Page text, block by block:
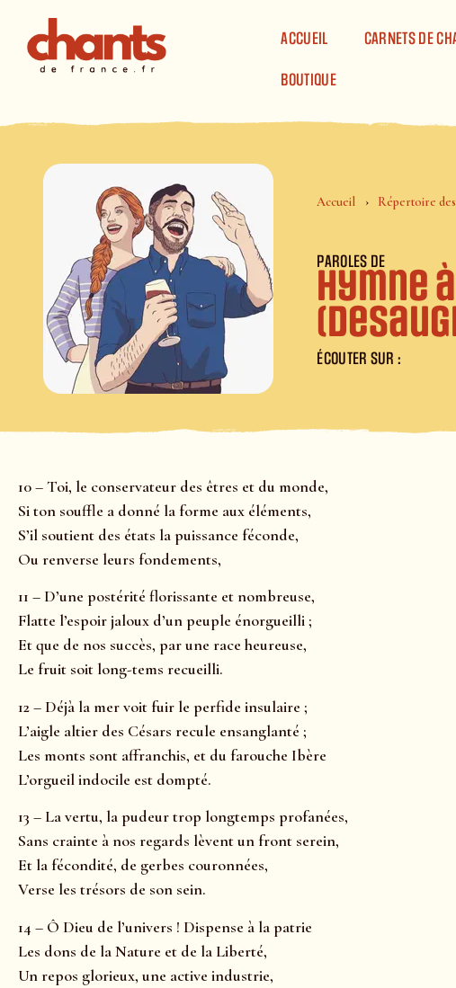
ACCUEIL
CARNETS DE
BOUTIQUE
Accueil Répertoire
PAROLES DE
Hymne
ÉCOUTER SUR :
10 – Toi, le conservateur des êtres et du monde,
Si ton souffle a donné la forme aux éléments,
S’il soutient des états la puissance féconde,
Ou renverse leurs fondements,
11 – D’une postérité florissante et nombreuse,
Flatte l’espoir jaloux d’un peuple énorgueilli ;
Et que de nos succès, par une race heureuse,
Le fruit soit long-tems recueilli.
12 – Déjà la mer voit fuir le perfide insulaire ;
L’aigle altier des Césars recule ensanglanté ;
Les monts sont affranchis, et du farouche Ibère
L’orgueil indocile est dompté.
13 – La vertu, la pudeur trop longtemps profanées,
Sans crainte à nos regards lèvent un front serein,
Et la fécondité, de gerbes couronnées,
Verse les trésors de son sein.
14 – Ô Dieu de l’univers ! Dispense à la patrie
Les dons de la Nature et de la Liberté,
Un repos glorieux, une active industrie,